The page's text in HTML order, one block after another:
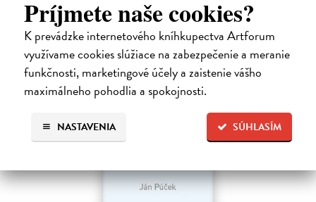
Príjmete naše cookies?
K prevádzke internetového kníhkupectva Artforum
využívame cookies slúžiace na zabezpečenie a meranie
funkčnosti, marketingové účely a zaistenie vášho
maximálneho pohodlia a spokojnosti.
SÚHLASÍM
NASTAVENIA
15,90 € ?